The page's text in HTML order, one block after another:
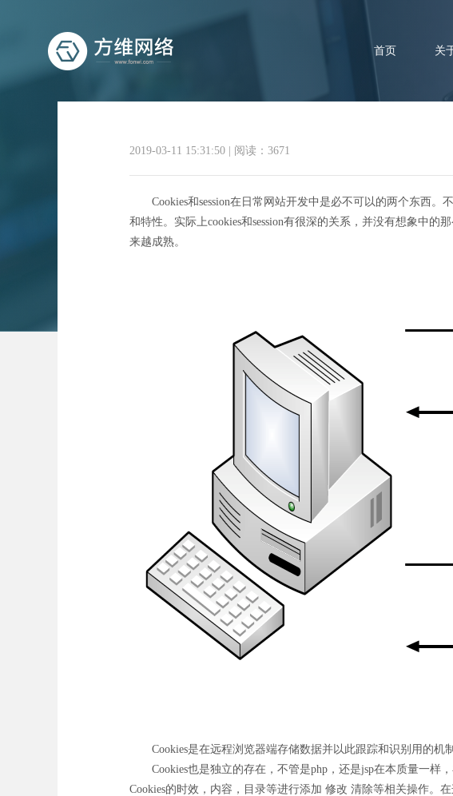
首页 关
2019-03-11 15:31:50 阅读：3671
Cookies和session在日常网站开发中是必不可以的两个东西。
和特性。实际上cookies和session有很深的关系，并没有想象中的
来越成熟。
Cookies是在远程浏览器端存储数据并以此跟踪和识别用的机
Cookies也是独立的存在，不管是php，还是jsp在本质量一样，
Cookies的时效，内容，目录等进行添加 修改 清除等相关操作。